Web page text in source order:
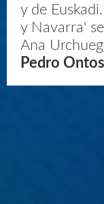
y de
y Navarra'
Ana
Pedro